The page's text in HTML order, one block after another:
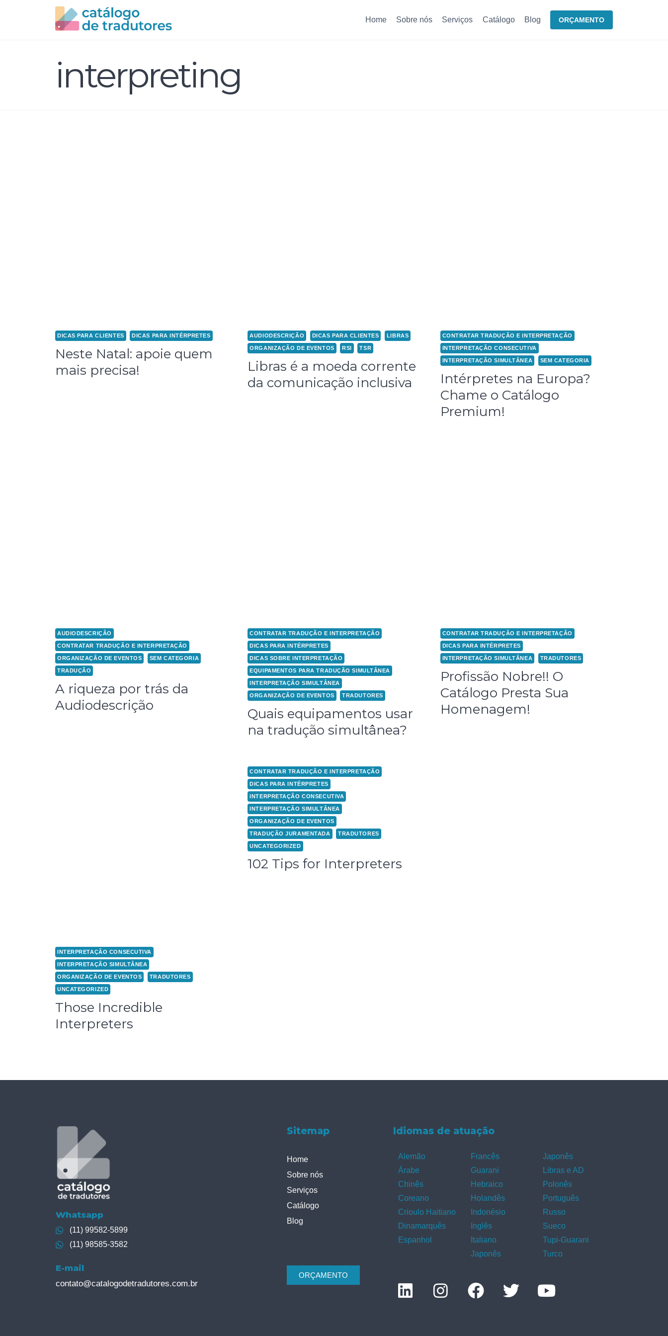
Home Sobre nós Serviços Catálogo Blog ORÇAMENTO
interpreting
DICAS PARA CLIENTES DICAS PARA INTÉRPRETES
Neste Natal: apoie quem
mais precisa!
AUDIODESCRIÇÃO DICAS PARA CLIENTES LIBRAS
ORGANIZAÇÃO DE EVENTOS RSI TSR
Libras é a moeda corrente
da comunicação inclusiva
CONTRATAR TRADUÇÃO E INTERPRETAÇÃO
INTERPRETAÇÃO CONSECUTIVA
INTERPRETAÇÃO SIMULTÂNEA SEM CATEGORIA
Intérpretes na Europa?
Chame o Catálogo
Premium!
AUDIODESCRIÇÃO
CONTRATAR TRADUÇÃO E INTERPRETAÇÃO
ORGANIZAÇÃO DE EVENTOS SEM CATEGORIA
TRADUÇÃO
A riqueza por trás da
Audiodescrição
CONTRATAR TRADUÇÃO E INTERPRETAÇÃO
DICAS PARA INTÉRPRETES
DICAS SOBRE INTERPRETAÇÃO
EQUIPAMENTOS PARA TRADUÇÃO SIMULTÂNEA
INTERPRETAÇÃO SIMULTÂNEA
ORGANIZAÇÃO DE EVENTOS TRADUTORES
Quais equipamentos usar
na tradução simultânea?
CONTRATAR TRADUÇÃO E INTERPRETAÇÃO
DICAS PARA INTÉRPRETES
INTERPRETAÇÃO SIMULTÂNEA TRADUTORES
Profissão Nobre!! O
Catálogo Presta Sua
Homenagem!
INTERPRETAÇÃO CONSECUTIVA
INTERPRETAÇÃO SIMULTÂNEA
ORGANIZAÇÃO DE EVENTOS TRADUTORES
UNCATEGORIZED
Those Incredible
Interpreters
CONTRATAR TRADUÇÃO E INTERPRETAÇÃO
DICAS PARA INTÉRPRETES
INTERPRETAÇÃO CONSECUTIVA
INTERPRETAÇÃO SIMULTÂNEA
ORGANIZAÇÃO DE EVENTOS
TRADUÇÃO JURAMENTADA TRADUTORES
UNCATEGORIZED
102 Tips for Interpreters
Whatsapp
(11) 99582-5899
(11) 98585-3582
E-mail
contato@catalogodetradutores.com.br
Sitemap
Home
Sobre nós
Serviços
Catálogo
Blog
ORÇAMENTO
Idiomas de atuação
Alemão
Árabe
Chinês
Coreano
Crioulo Haitiano
Dinamarquês
Espanhol
Francês
Guarani
Hebraico
Holandês
Indonésio
Inglês
Italiano
Japonês
Japonês
Libras e AD
Polonês
Português
Russo
Sueco
Tupi-Guarani
Turco